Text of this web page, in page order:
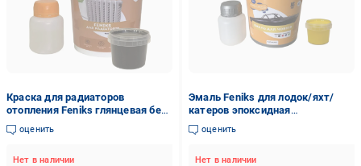
Краска для радиаторов
отопления Feniks глянцевая без
запаха 1,2 кг Серый (FR-001-6)
оценить
Нет в наличии
Эмаль Feniks для лодок/яхт/
катеров эпоксидная
двухкомпонентная 900 г
Желтый (7277510)
оценить
Нет в наличии